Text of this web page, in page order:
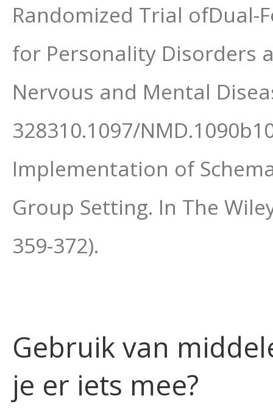
Randomized Trial ofDual-
for Personality Disorders
Nervous and Mental
328310.1097/
Implementation of
Group Setting. In The
359-372).
Gebruik van
je er iets mee?